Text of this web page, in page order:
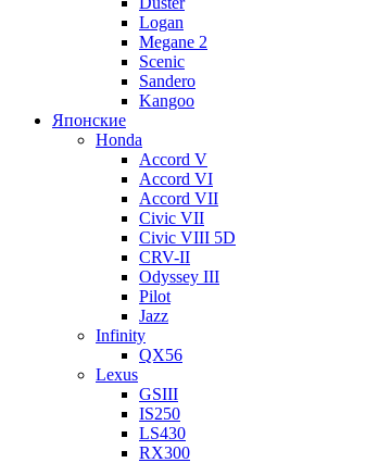
Logan
Megane 2
Scenic
Sandero
Kangoo
Японские
Honda
Accord V
Accord VI
Accord VII
Civic VII
Civic VIII 5D
CRV-II
Odyssey III
Pilot
Jazz
Infinity
QX56
Lexus
GSIII
IS250
LS430
RX300